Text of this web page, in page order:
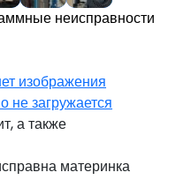
неисправности
изображения
не загружается
а также
материнка